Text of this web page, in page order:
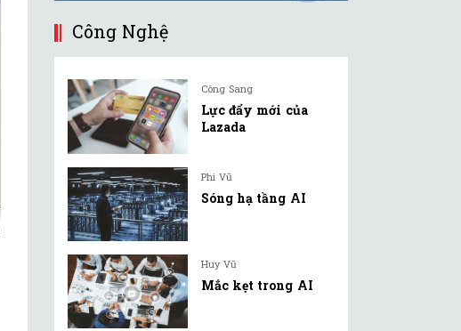
Công Nghệ
Công Sang
Lực đẩy mới của
Lazada
Phi Vũ
Sóng hạ tầng AI
Huy Vũ
Mắc kẹt trong AI